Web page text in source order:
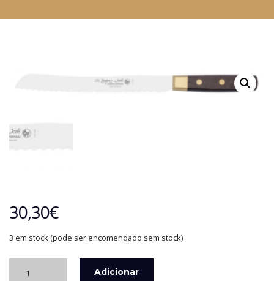
30,30€
3 em stock (pode ser encomendado sem stock)
Adicionar